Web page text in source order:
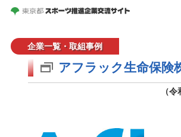
企業一覧・取組事例
アフラック生命保険
（